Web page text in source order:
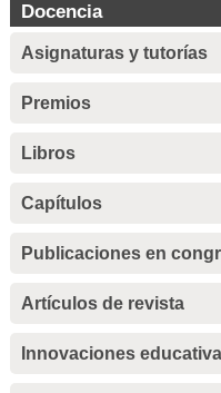
Docencia
Asignaturas y tutorías
Premios
Libros
Capítulos
Publicaciones en
Artículos de revista
Innovaciones